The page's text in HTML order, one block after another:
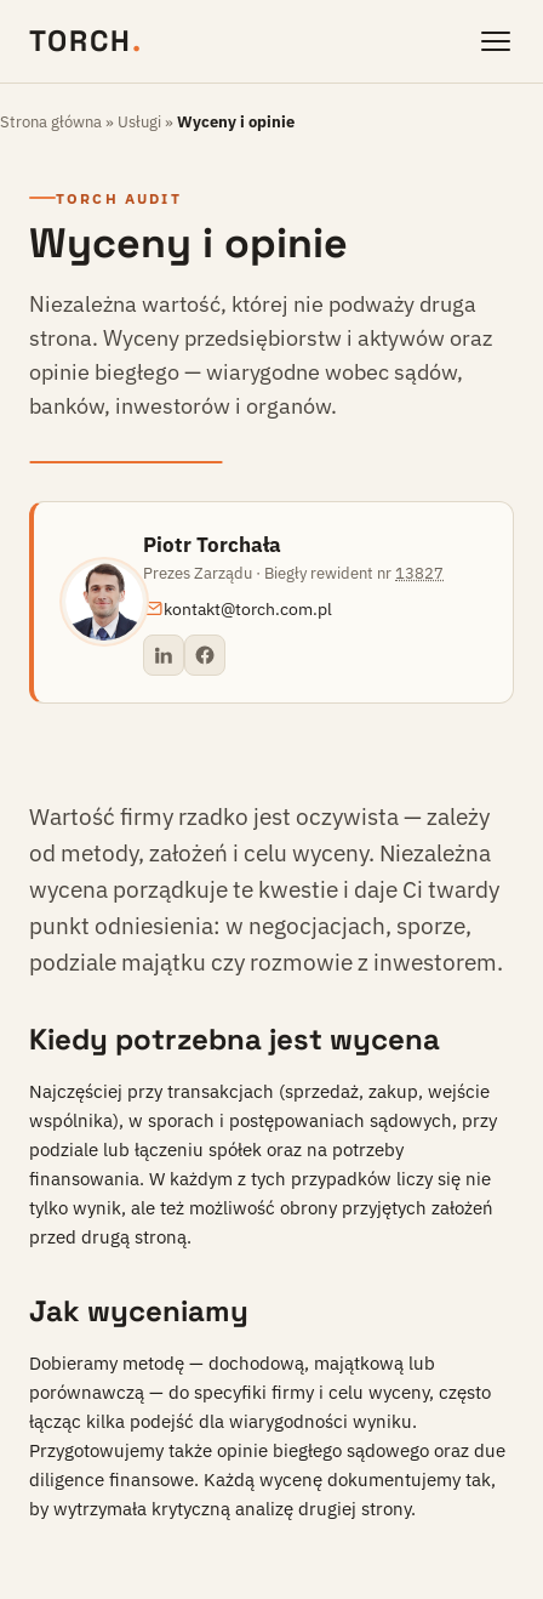
TORCH.
Strona główna» Usługi»Wyceny i opinie
TORCH AUDIT
Wyceny i opinie
Niezależna wartość, której nie podważy druga
strona. Wyceny przedsiębiorstw i aktywów oraz
opinie biegłego — wiarygodne wobec sądów,
banków, inwestorów i organów.
PT
Piotr Torchała
Prezes Zarządu · Biegły rewident nr 13827
kontakt@torch.com.pl
Wartość firmy rzadko jest oczywista — zależy
od metody, założeń i celu wyceny. Niezależna
wycena porządkuje te kwestie i daje Ci twardy
punkt odniesienia: w negocjacjach, sporze,
podziale majątku czy rozmowie z inwestorem.
Kiedy potrzebna jest wycena
Najczęściej przy transakcjach (sprzedaż, zakup, wejście
wspólnika), w sporach i postępowaniach sądowych, przy
podziale lub łączeniu spółek oraz na potrzeby
finansowania. W każdym z tych przypadków liczy się nie
tylko wynik, ale też możliwość obrony przyjętych założeń
przed drugą stroną.
Jak wyceniamy
Dobieramy metodę — dochodową, majątkową lub
porównawczą — do specyfiki firmy i celu wyceny, często
łącząc kilka podejść dla wiarygodności wyniku.
Przygotowujemy także opinie biegłego sądowego oraz due
diligence finansowe. Każdą wycenę dokumentujemy tak,
by wytrzymała krytyczną analizę drugiej strony.